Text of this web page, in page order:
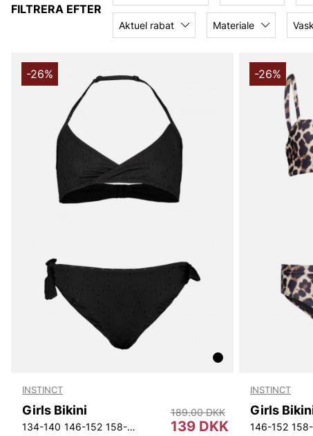
FILTRERA EFTER
Aktuel rabat Materiale
-26%
INSTINCT
Girls Bikini
134-140 146-152 158-164 139 DKK
189.00 DKK
-26%
INSTINCT
Girls
146-152